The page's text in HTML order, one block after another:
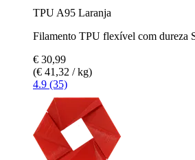
TPU A95 Laranja
Filamento TPU flexível com dureza
€ 30,99
(€ 41,32 / kg)
4.9 (35)